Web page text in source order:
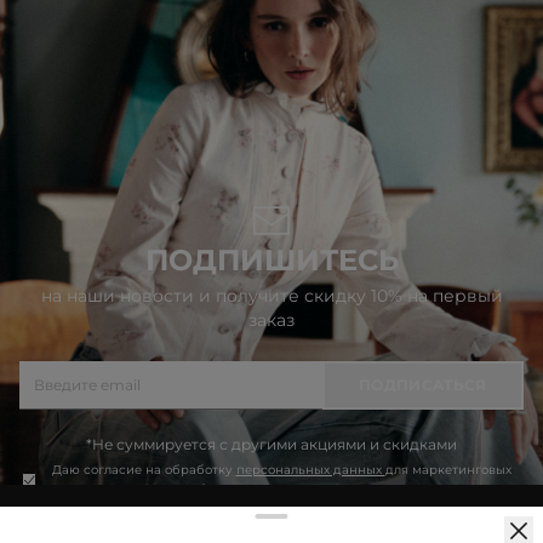
ПОДПИШИТЕСЬ
на наши новости и получите скидку 10% на первый
заказ
*Не суммируется с другими акциями и скидками
Даю согласие на обработку персональных данных для маркетинговых
целей, подробнее вПолитике конфиденциальности
Продолжая использовать сайт idol.ru, вы соглашаетесь на